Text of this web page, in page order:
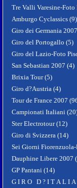
Tre Valli Varesine-Foto
Amburgo Cyclassics (9)
Giro dei Germania
Giro del Portogallo (5)
Giro del Lazio-Foto
San Sebastian 2007 (4)
Brixia Tour (5)
Giro d?Austria (4)
Tour de France 2007
Campionati Italiani
Ster Electrotour (12)
Giro di Svizzera (14)
Sei Giorni
Dauphine Libere 2007
GP Pantani (14)
G I R O D ? I T A L I